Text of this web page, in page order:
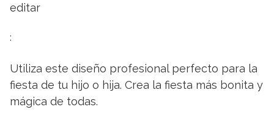
editar
:
Utiliza este diseño profesional perfecto para la
fiesta de tu hijo o hija. Crea la fiesta más bonita y
mágica de todas.